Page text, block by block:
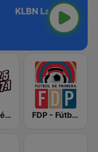
KSSE José 97.5 y 107.1 FDP - Fútbol de Primera